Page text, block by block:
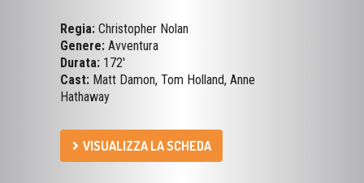
Durata:172'
Cast:Matt Damon, Tom Holland, Anne
Hathaway
VISUALIZZA LA SCHEDA
SABATO 08/08